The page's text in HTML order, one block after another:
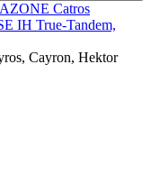
Catros
IH True-Tandem,
Cayron, Hektor